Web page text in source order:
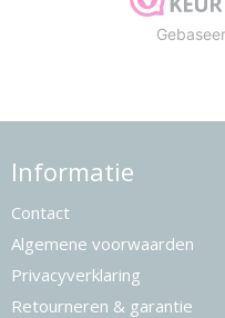
Informatie
Contact
Algemene voorwaarden
Privacyverklaring
Retourneren & garantie